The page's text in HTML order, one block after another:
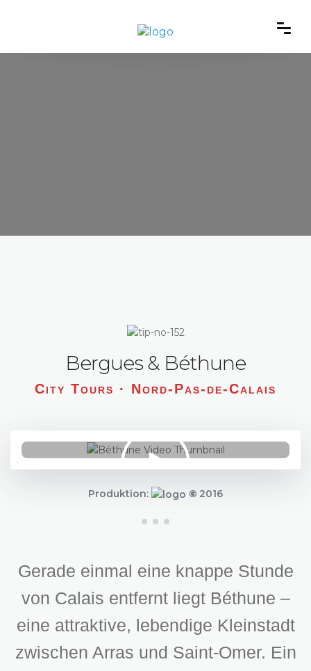
Bergues & Béthune
City Tours · Nord-Pas-de-Calais
Produktion: © 2016
Gerade einmal eine knappe Stunde
von Calais entfernt liegt Béthune –
eine attraktive, lebendige Kleinstadt
zwischen Arras und Saint-Omer. Ein